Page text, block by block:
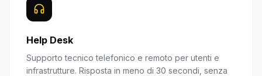
Help Desk
Supporto tecnico telefonico e remoto per utenti e
infrastrutture. Risposta in meno di 30 secondi, senza